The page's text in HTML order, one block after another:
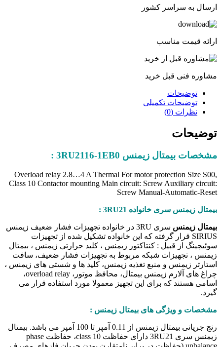
ارسال به سراسر کشور
ارائه قیمت مناسب
مشاوره فنی قبل خرید
توضیحات
توضیحات تکمیلی
نظرات (0)
توضیحات
مشخصات بیمتال زیمنس 3RU2116-1EB0 :
Overload relay 2.8…4 A Thermal For motor protection Size S00,
Class 10 Contactor mounting Main circuit: Screw Auxiliary circuit:
Screw Manual-Automatic-Reset
بیمتال زیمنس سری خانواده 3RU21 :
بیمتال زیمنس
سری 3RU در خانواده تجهیزات فشار ضعیف زیمنس
SIRIUS قرار گرفته که این خانواده تشکیل شده از تجهیزات
سوئیچینگ از قبیل : کنتاکتور زیمنس ، کلید حرارتی زیمنس ، بیمتال
زیمنس ، تجهیزات شبکه مربوط به تجهیزات فشار ضعیف، سافت
استارتر زیمنس و منبع تغذیه زیمنس، کلید ها و شستی های زیمنس ،
چراغ های آلارم زیمنس بیمتال، محافظ موتور، overload relay،
اسامی هستند که برای این تجهیز معمولا مورد استفاده قرار می
گیرد.
مشخصات و ویژگی های بیمتال زیمنس :
رنج جریانی بیمتال زیمنس از 0.11 آمپر تا 100 آمپر می باشد. بیمتال
زیمنس سری 3RU21 دارای حفاظت class 10، حفاظت phase